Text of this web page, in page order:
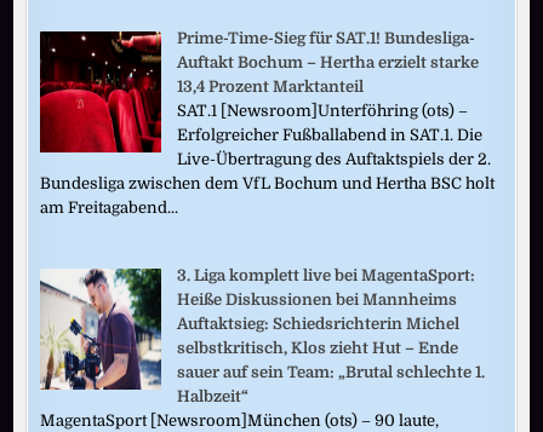
Prime-Time-Sieg für SAT.1! Bundesliga-
Auftakt Bochum – Hertha erzielt starke
13,4 Prozent Marktanteil
SAT.1 [Newsroom]Unterföhring (ots) –
Erfolgreicher Fußballabend in SAT.1. Die
Live-Übertragung des Auftaktspiels der 2.
Bundesliga zwischen dem VfL Bochum und Hertha BSC holt
am Freitagabend...
3. Liga komplett live bei MagentaSport:
Heiße Diskussionen bei Mannheims
Auftaktsieg: Schiedsrichterin Michel
selbstkritisch, Klos zieht Hut – Ende
sauer auf sein Team: „Brutal schlechte 1.
Halbzeit“
MagentaSport [Newsroom]München (ots) – 90 laute,